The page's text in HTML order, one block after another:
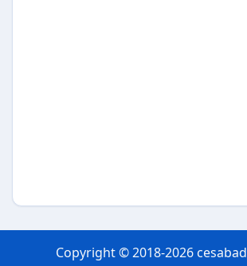
Copyright © 2018-2026